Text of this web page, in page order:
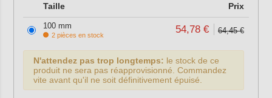
Taille Prix
100 mm
2 pièces en stock 54,78 € 64,45 €
N'attendez pas trop longtemps: le stock de ce
produit ne sera pas réapprovisionné. Commandez
vite avant qu'il ne soit définitivement épuisé.